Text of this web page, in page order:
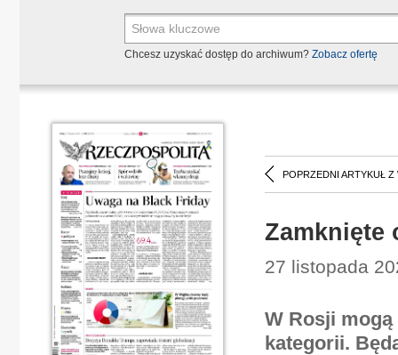
Chcesz uzyskać dostęp do archiwum? Zobacz ofertę
POPRZEDNI ARTYKUŁ Z
Zamknięte
27 listopada
W Rosji
kategorii.